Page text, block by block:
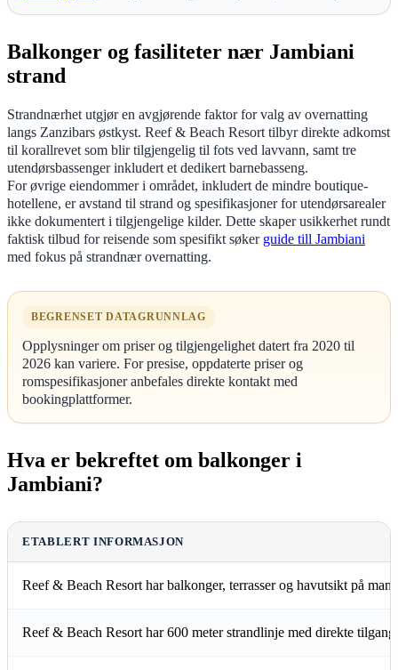
Balkonger og fasiliteter nær Jambiani
strand
Strandnærhet utgjør en avgjørende faktor for valg av overnatting
langs Zanzibars østkyst. Reef & Beach Resort tilbyr direkte adkomst
til korallrevet som blir tilgjengelig til fots ved lavvann, samt tre
utendørsbassenger inkludert et dedikert barnebasseng.
For øvrige eiendommer i området, inkludert de mindre boutique-
hotellene, er avstand til strand og spesifikasjoner for utendørsarealer
ikke dokumentert i tilgjengelige kilder. Dette skaper usikkerhet rundt
faktisk tilbud for reisende som spesifikt søker guide till Jambiani
med fokus på strandnær overnatting.
BEGRENSET DATAGRUNNLAG
Opplysninger om priser og tilgjengelighet datert fra 2020 til
2026 kan variere. For presise, oppdaterte priser og
romspesifikasjoner anbefales direkte kontakt med
bookingplattformer.
Hva er bekreftet om balkonger i
Jambiani?
ETABLERT INFORMASJON
Reef & Beach Resort har balkonger, terrasser og havutsikt på
Reef & Beach Resort har 600 meter strandlinje med direkte tilgang